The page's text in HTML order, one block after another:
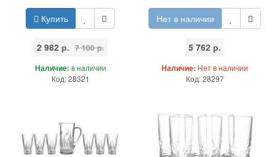
Купить
2 982 р. 7 100 р.
Наличие: в наличии
Код: 28321
Нет в наличии
5 762 р.
Наличие: Нет в наличии
Код: 28297